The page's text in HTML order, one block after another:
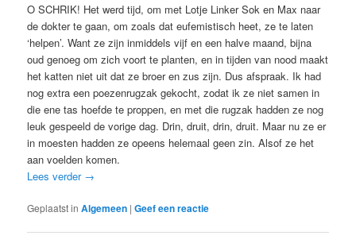
O SCHRIK! Het werd tijd, om met Lotje Linker Sok en Max naar
de dokter te gaan, om zoals dat eufemistisch heet, ze te laten
‘helpen’. Want ze zijn inmiddels vijf en een halve maand, bijna
oud genoeg om zich voort te planten, en in tijden van nood maakt
het katten niet uit dat ze broer en zus zijn. Dus afspraak. Ik had
nog extra een poezenrugzak gekocht, zodat ik ze niet samen in
die ene tas hoefde te proppen, en met die rugzak hadden ze nog
leuk gespeeld de vorige dag. Drin, druit, drin, druit. Maar nu ze er
in moesten hadden ze opeens helemaal geen zin. Alsof ze het
aan voelden komen.
Lees verder →
Geplaatst in Algemeen |Geef een reactie